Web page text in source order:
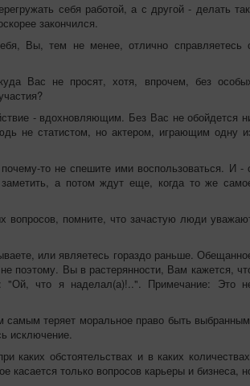
себя работой, а с другой - делать
закончился.
Вы, тем не менее, отлично справляетесь
Вас не просят, хотя, впрочем, без
- вдохновляющим. Без Вас не обойдется
не статистом, но актером, играющим одну
то не спешите ими воспользоваться. И -
а потом ждут еще, когда то же
вопросов, помните, что зачастую люди
или являетесь гораздо раньше.
поэтому. Вы в растерянности, Вам кажется,
"Ой, что я наделал(а)!..". Примечание: Это
самым теряет моральное право быть
исключение.
каких обстоятельствах и в каких
касается только вопросов карьеры и бизнеса,